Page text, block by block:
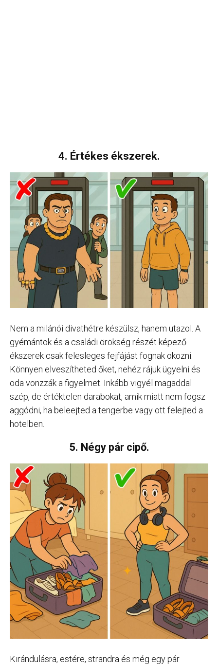
4. Értékes ékszerek.
Nem a milánói divathétre készülsz, hanem utazol. A
gyémántok és a családi örökség részét képező
ékszerek csak felesleges fejfájást fognak okozni.
Könnyen elveszítheted őket, nehéz rájuk ügyelni és
oda vonzzák a figyelmet. Inkább vigyél magaddal
szép, de értéktelen darabokat, amik miatt nem fogsz
aggódni, ha beleejted a tengerbe vagy ott felejted a
hotelben.
5. Négy pár cipő.
Kirándulásra, estére, strandra és még egy pár